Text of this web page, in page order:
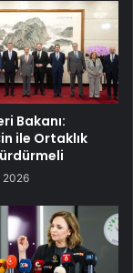
Bakanı:
ile Ortaklık
2026